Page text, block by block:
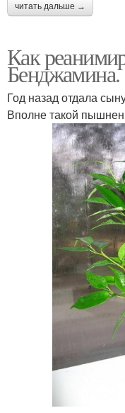
читать дальше →
Как
Год назад отдала
Вполне такой